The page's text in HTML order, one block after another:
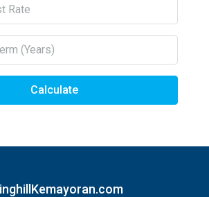
Calculate